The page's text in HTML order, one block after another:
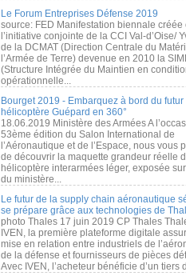
Le Forum Entreprises Défense 2019
source: FED Manifestation biennale créée
l’initiative conjointe de la CCI Val-d’Oise/
de la DCMAT (Direction Centrale du
l’Armée de Terre) devenue en 2010 la
(Structure Intégrée du Maintien en
opérationnelle...
Bourget 2019 - Embarquez à bord du futur
hélicoptère Guépard en 360°
18.06.2019 Ministère des Armées A
53ème édition du Salon International de
l’Aéronautique et de l’Espace, nous vous
de découvrir la maquette grandeur réelle
hélicoptère interarmées léger, exposée
du ministère...
Le futur de la supply chain aéronautique
se prépare grâce aux technologies de
photo Thales 17 juin 2019 CP Thales
IVEN, la première plateforme digitale
mise en relation entre industriels de
de la défense et fournisseurs de pièces
Avec IVEN, l’acheteur bénéficie d’un tiers